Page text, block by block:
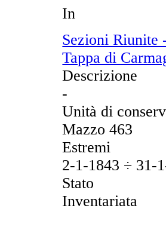
In
Sezioni
Tappa di
Descrizione
-
Unità di
Mazzo 463
Estremi
2-1-1843 ÷ 31-
Stato
Inventariata